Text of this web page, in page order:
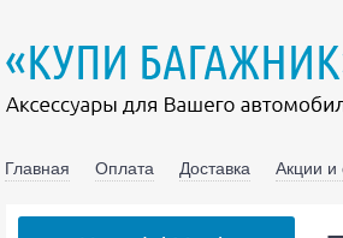
Главная Оплата Доставка Акции и